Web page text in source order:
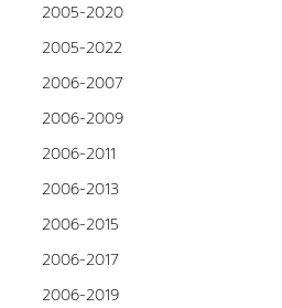
2005-2020
2005-2022
2006-2007
2006-2009
2006-2011
2006-2013
2006-2015
2006-2017
2006-2019